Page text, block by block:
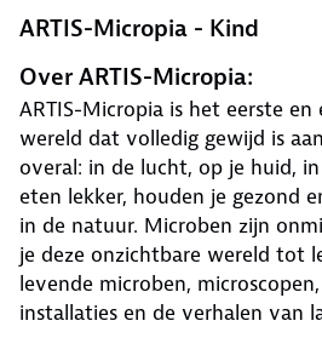
ARTIS-Micropia - Kind
Over ARTIS-Micropia:
ARTIS-Micropia is het eerste
wereld dat volledig gewijd is
overal: in de lucht, op je huid,
eten lekker, houden je gezond
in de natuur. Microben zijn
je deze onzichtbare wereld tot
levende microben,
installaties en de verhalen van